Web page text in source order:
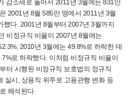
감소세로 돌아서 2011년 3월에는 831만
2001년 8월 585만 명에서 2011년 3월
했다. 2001년 8월부터 2007년 3월까지
비정규직 비율이 2007년 8월에는
2010년 3월에는 49.8%로 하락한 데
로 하락했다. 이처럼 비정규직 비율이
터 시행된 비정규직 보호법의 정규직
실시, 상용직 위주로 고용관행 변화 등
해석된다.